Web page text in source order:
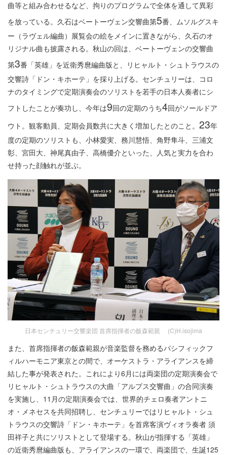
曲等と組み合わせるなど、拘りのプログラムで全体を通して異彩
を放っている。久石はベートーヴェン交響曲第5番、ムソルグスキ
ー（ラヴェル編曲）展覧会の絵をメインに置きながら、久石のオ
リジナル曲も披露される。秋山の回は、ベートーヴェンの交響曲
第3番「英雄」を近衛秀麿編曲版と、リヒャルト・シュトラウスの
交響詩「ドン・キホーテ」を採り上げる。センチュリーは、コロ
ナのタイミングで定期演奏会のソリストを若手の日本人奏者にシ
フトしたことが奏功し、今年は9回の定期のうち4回がソールドア
ウト。観客動員、定期会員数共に大きく増加したとのこと。 23年
度の定期のソリストも、小林愛実、務川慧悟、角野隼斗、三浦文
彰、宮田大、神尾真由子、高橋優介といった、人気と実力を合わ
せ持った顔触れが並ぶ。
日本センチュリー交響楽団 首席指揮者の飯森範親 (C)H.isojima
また、首席指揮者の飯森範親が音楽監督を務めるパシフィックフ
ィルハーモニア東京との間で、オーケストラ・アライアンスを締
結した事が発表された。これにより6月には両楽団の定期演奏会で
リヒャルト・シュトラウスの大曲「アルプス交響曲」の合同演奏
を実施し、11月の定期演奏会では、世界的チェロ奏者アントニ
オ・メネセスを共同招聘し、センチュリーではリヒャルト・シュ
トラウスの交響詩「ドン・キホーテ」を首席客演ヴィオラ奏者 須
田祥子と共にソリストとして登場する。秋山が指揮する「英雄」
の近衛秀麿編曲版も、アライアンスの一環で、両楽団で、生誕125